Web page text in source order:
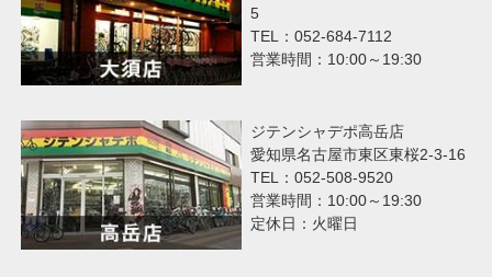
5
TEL：052-684-7112
営業時間：10:00～19:30
ジテンシャデポ高岳店
愛知県名古屋市東区東桜2-3-16
TEL：052-508-9520
営業時間：10:00～19:30
定休日：火曜日